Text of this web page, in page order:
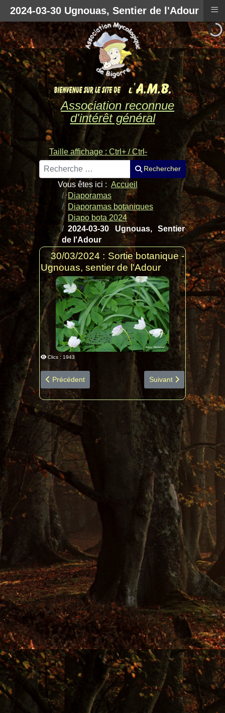
Association reconnue
d'intérêt général
Taille affichage : Ctrl+ / Ctrl-
Rechercher
Rechercher
Vous êtes ici : Accueil
Diaporamas
Diaporamas botaniques
Diapo bota 2024
2024-03-30 Ugnouas, Sentier
de l'Adour
30/03/2024 : Sortie botanique -
Ugnouas, sentier de l'Adour
Clics : 1943
Article précédent : 2024-04-20 Lhez diapo espèces bota
Précédent Article suivant : 2023-
Suivant
2024-03-30 Ugnouas, Sentier de l'Adour ≡